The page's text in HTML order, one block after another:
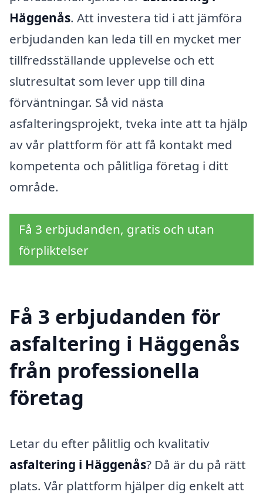
Häggenås. Att investera tid i att jämföra
erbjudanden kan leda till en mycket mer
tillfredsställande upplevelse och ett
slutresultat som lever upp till dina
förväntningar. Så vid nästa
asfalteringsprojekt, tveka inte att ta hjälp
av vår plattform för att få kontakt med
kompetenta och pålitliga företag i ditt
område.
Få 3 erbjudanden, gratis och utan
förpliktelser
Få 3 erbjudanden för
asfaltering i Häggenås
från professionella
företag
Letar du efter pålitlig och kvalitativ
asfaltering i Häggenås? Då är du på rätt
plats. Vår plattform hjälper dig enkelt att